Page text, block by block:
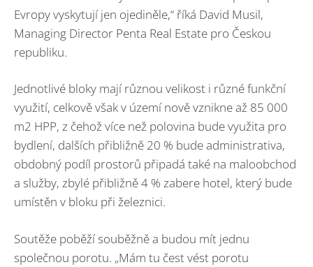
Evropy vyskytují jen ojediněle,“ říká David Musil,
Managing Director Penta Real Estate pro Českou
republiku.
Jednotlivé bloky mají různou velikost i různé funkční
využití, celkově však v území nově vznikne až 85 000
m2 HPP, z čehož více než polovina bude využita pro
bydlení, dalších přibližně 20 % bude administrativa,
obdobný podíl prostorů připadá také na maloobchod
a služby, zbylé přibližně 4 % zabere hotel, který bude
umístěn v bloku při železnici.
Soutěže poběží souběžně a budou mít jednu
společnou porotu. „Mám tu čest vést porotu